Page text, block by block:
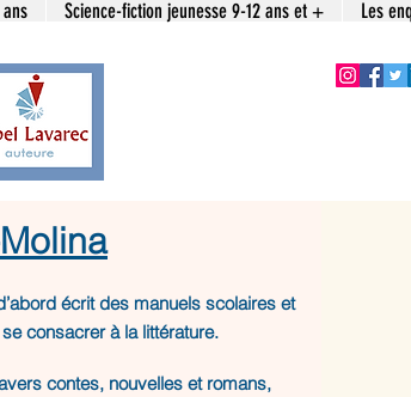
Science-fiction jeunesse 9-12 ans et + Les
écrit des manuels scolaires et
consacrer à la littérature.
contes, nouvelles et romans,